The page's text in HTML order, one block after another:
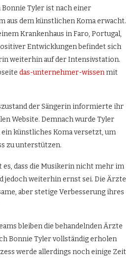
Tyler ist nach einer
aus dem künstlichen Koma erwacht.
Krankenhaus in Faro, Portugal,
Entwicklungen befindet sich
weiterhin auf der Intensivstation.
das-unternehmer-wissenmit
der Sängerin informierte ihr
Website. Demnach wurde Tyler
künstliches Koma versetzt, um
zu unterstützen.
dass die Musikerin nicht mehr im
jedoch weiterhin ernst sei. Die Ärzte
aber stetige Verbesserung ihres
bleiben die behandelnden Ärzte
Bonnie Tyler vollständig erholen
werde allerdings noch einige Zeit